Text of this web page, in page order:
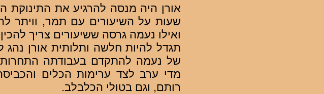
אורן היה מנסה להרגיע את התינוקת
שעות על השיעורים עם תמר, וויתר
ואילו נעמה גרסה ששיעורים צריך
תגדל להיות חלשה ותלותית אורן
של נעמה להתקדם בעבודתה
מדי ערב לצד ערימות הכלים
רותם, וגם בטולי הכלבלב.